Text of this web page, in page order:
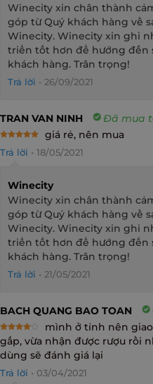
Winecity xin chân thành
góp từ Quý khách hàng về
Winecity. Winecity xin ghi
triển tốt hơn để hướng đến
khách hàng. Trân trọng!
Trả lời • 26/09/2021
TRAN VAN NINH Đã mua
out of 5
giá rẻ, nên mua
Trả lời • 18/05/2021
Winecity
Winecity xin chân thành
góp từ Quý khách hàng về
Winecity. Winecity xin ghi
triển tốt hơn để hướng đến
khách hàng. Trân trọng!
Trả lời • 21/05/2021
BACH QUANG BAO TOAN
Rated
4
out of 5
mình ở tỉnh nên
gấp, vừa nhận được rượu rồi
dùng sẽ đánh giá lại
Trả lời • 03/04/2021